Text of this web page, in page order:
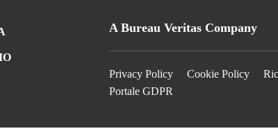
A Bureau Veritas Company
Privacy Policy Cookie Policy
Portale GDPR